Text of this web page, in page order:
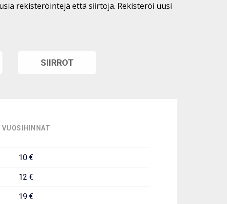
rekisteröintejä että siirtoja. Rekisteröi uusi
SIIRROT
VUOSIHINNAT
10 €
12 €
19 €